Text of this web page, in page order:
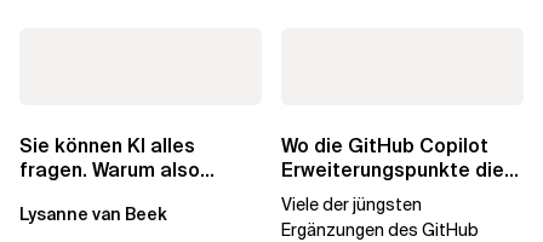
Sie können KI alles
fragen. Warum also
noch?
Lysanne van Beek
Wo die GitHub Copilot
Erweiterungspunkte die
Governance brechen
Viele der jüngsten
Ergänzungen des GitHub